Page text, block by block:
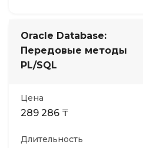
Oracle Database:
Передовые методы
PL/SQL
Цена
289 286 ₸
Длительность